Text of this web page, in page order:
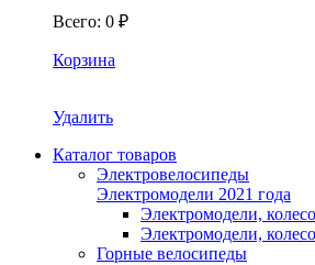
Всего: 0 ₽
Корзина
Удалить
Каталог товаров
Электровелосипеды
Электромодели 2021 года
Электромодели,
Электромодели,
Горные велосипеды